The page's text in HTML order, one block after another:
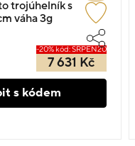
trojúhelník s
váha 3g
-20% kód: SRPEN20
7 631 Kč
s kódem